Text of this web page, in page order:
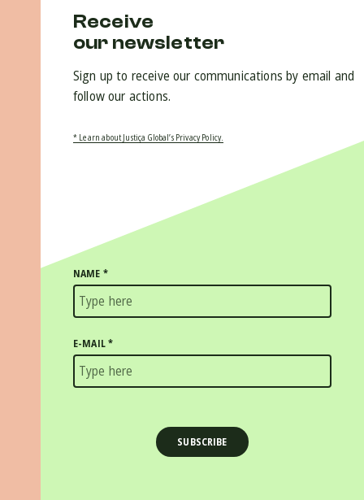
Receive
our newsletter
Sign up to receive our communications by email and
follow our actions.
* Learn about Justiça Global’s Privacy Policy.
NAME *
E-MAIL*